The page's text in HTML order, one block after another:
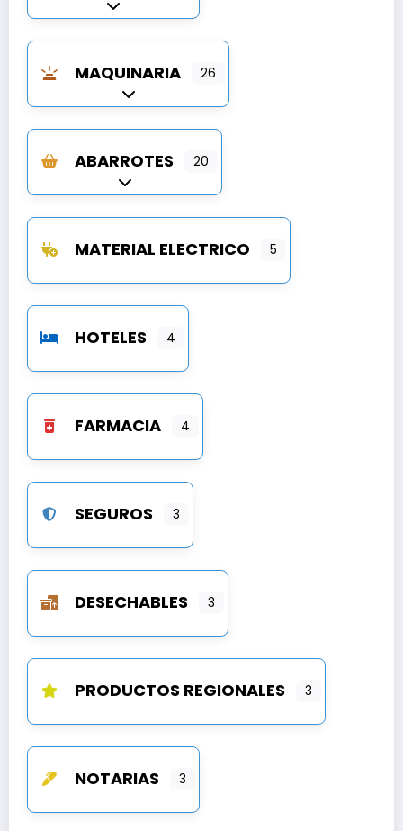
Expandir sub-categorías
MAQUINARIA 26
Expandir sub-categorías
ABARROTES 20
Expandir sub-categorías
MATERIAL ELECTRICO 5
HOTELES 4
FARMACIA 4
SEGUROS 3
DESECHABLES 3
PRODUCTOS REGIONALES 3
NOTARIAS 3